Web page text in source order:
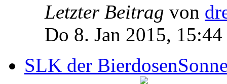
Letzter Beitrag von
Do 8. Jan 2015, 15:44
SLK der